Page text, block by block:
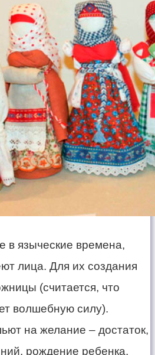
в языческие времена,
лица. Для их создания
(считается, что
волшебную силу).
на желание – достаток,
рождение ребенка,